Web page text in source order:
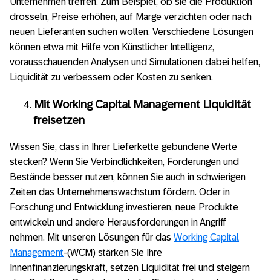
drosseln, Preise erhöhen, auf Marge verzichten oder nach
neuen Lieferanten suchen wollen. Verschiedene Lösungen
können etwa mit Hilfe von Künstlicher Intelligenz,
vorausschauenden Analysen und Simulationen dabei helfen,
Liquidität zu verbessern oder Kosten zu senken.
Mit Working Capital Management Liquidität
freisetzen
Wissen Sie, dass in Ihrer Lieferkette gebundene Werte
stecken? Wenn Sie Verbindlichkeiten, Forderungen und
Bestände besser nutzen, können Sie auch in schwierigen
Zeiten das Unternehmenswachstum fördern. Oder in
Forschung und Entwicklung investieren, neue Produkte
entwickeln und andere Herausforderungen in Angriff
nehmen. Mit unseren Lösungen für das Working Capital
Management-(WCM) stärken Sie Ihre
Innenfinanzierungskraft, setzen Liquidität frei und steigern